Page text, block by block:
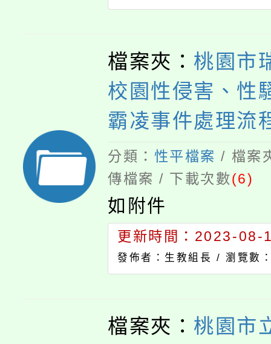
教育部國民及學
國署學字第
辦理。二、為提
生參與性別平
檔案夾： 桃園市
校園性侵害、性
霸凌事件處理流
分類： 性平檔案 / 檔案
傳檔案 / 下載次數(6)
如附件
更新時間：2023-08-
發佈者：生教組長 /瀏覽數
檔案夾： 桃園市